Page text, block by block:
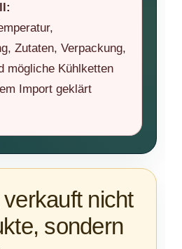
Zutaten, Verpackung,
mögliche Kühlketten
Import geklärt
nicht
sondern